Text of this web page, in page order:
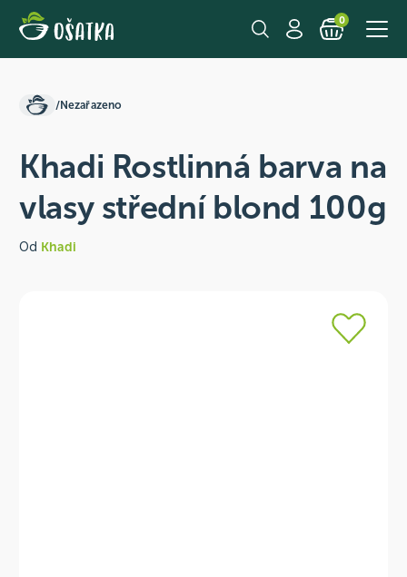
0
/Nezařazeno
Khadi Rostlinná barva na
vlasy střední blond 100g
Od Khadi